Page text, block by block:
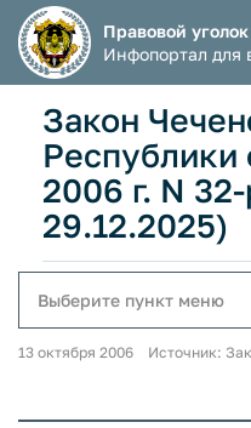
Правовой
Инфопортал для
Закон
Республики
2006 г. N
29.12.2025)
Выберите пункт меню
13 октября 2006 Источник: